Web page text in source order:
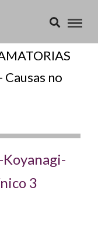
Causas no
3